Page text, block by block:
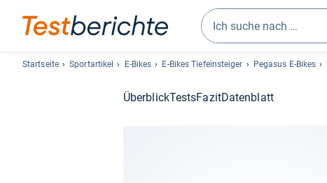
Sie
drei
Startseite Sportartikel E-Bikes E-Bikes Tiefeinsteiger Pegasus E-Bikes
ÜberblickTestsFazitDatenblatt